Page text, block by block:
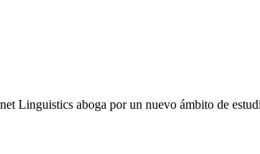
Linguistics aboga por un nuevo ámbito de